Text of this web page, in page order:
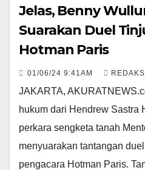
Jelas, Benny
Suarakan Duel
Hotman Paris
01/06/24 9:41AM
JAKARTA,
hukum dari Hendrew Sastra
perkara sengketa tanah
menyuarakan tantangan
pengacara Hotman Paris.